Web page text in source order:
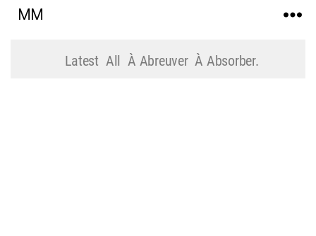
MM
Latest All À Abreuver À Absorber.